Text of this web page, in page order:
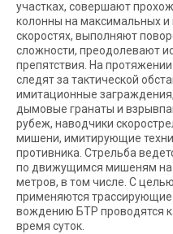
участках, совершают
колонны на максимальных
скоростях, выполняют
сложности, преодолевают
препятствия. На
следят за тактической
имитационные
дымовые гранаты и
рубеж, наводчики
мишени, имитирующие
противника. Стрельба
по движущимся мишеням на
метров, в том числе. С
применяются
вождению БТР проводятся
время суток.